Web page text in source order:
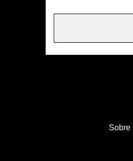
Sobre